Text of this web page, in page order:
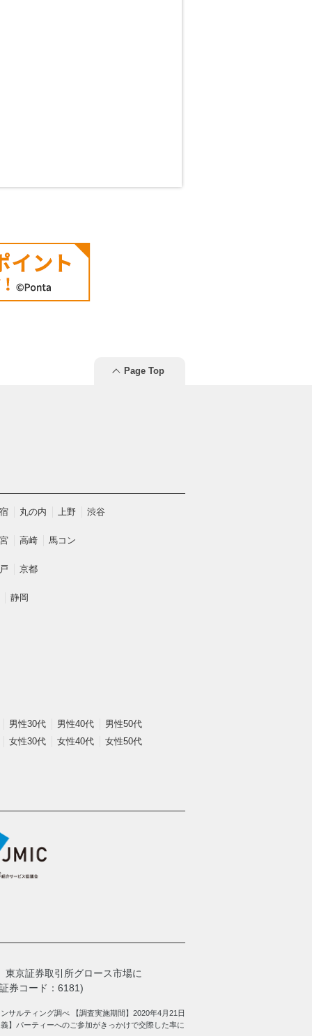
Page Top
丸の内 上野 渋谷
高崎 馬コン
京都
静岡
男性30代 男性40代
男性50代
女性30代 女性40代 女性50代
東京証券取引所グロース市場に
券コード：6181)
サルティング調べ 【調査実施期間】2020年4月21日
】パーティーへのご参加がきっかけで交際した率に